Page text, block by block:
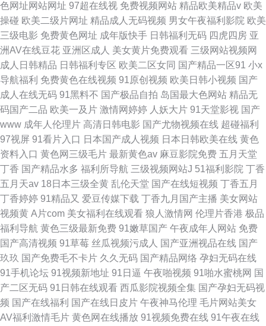
色网址网站网址 97超在线视 免费视频网站 精品欧美精品v 欧美
操碰 欧美二级片网址 精品成人无码视频 男女午夜福利影院 欧美
三级电影 免费黄色网址 成年版快手 日韩福利无码 四虎四房 亚
洲AV在线豆花 亚洲区成人 美女黄片免费观看 三级网站视频网
成人日韩精品 日韩福利专区 欧美二区女同 国产精品一区91 小x
导航福利 免费黄色在线视频 91原创视频 欧美日韩小视频 国产
成人在线无码 91黑料不 国产极品自拍 岛国最大色网站 精品无
码国产二品 欧美一及片 激情网婷婷 人妖大片 91天堂影视 国产
www 成年人伦理片 高清日韩电影 国产尤物视频在线 超碰福利
97视屏 91看片入口 日本国产成人视频 日本日韩欧美在线 黄色
资料入口 黄色网三级毛片 最新黄色av 麻豆影院免费 五月天堂
丁香 国产精品水多 福利所导航 三级视频网站J 51福利影院 丁香
五月天av 18日本三级全黄 乱伦天堂 国产在线短视频 丁香五月
丁香婷婷 91精品又 爱豆传媒下载 丁香九月国产主播 美女网站
视频黄 A片com 美女福利在线观看 狼人激情网 伦理片香港 极品
福利导航 黄色三级最新免费 91嫩草国产 午夜成年人网站 免费
国产高清视频 91草莓 丝瓜视频污成人 国产亚洲视品在线 国产
玖玖 国产免费毛不卡片 久久无码 国产精品网络 孕妇无码在线
91手机论坛 91视频新地址 91日逼 午夜啪视频 91啪水蜜桃网 国
产二区无码 91日韩在线观看 西瓜影院视频全集 国产孕妇无码视
频 国产在线福利 国产在线日皮片 午夜神马伦理 毛片网站美女
AV福利激情毛片 黄色网在线播放 91视频免费在线 91午夜在线